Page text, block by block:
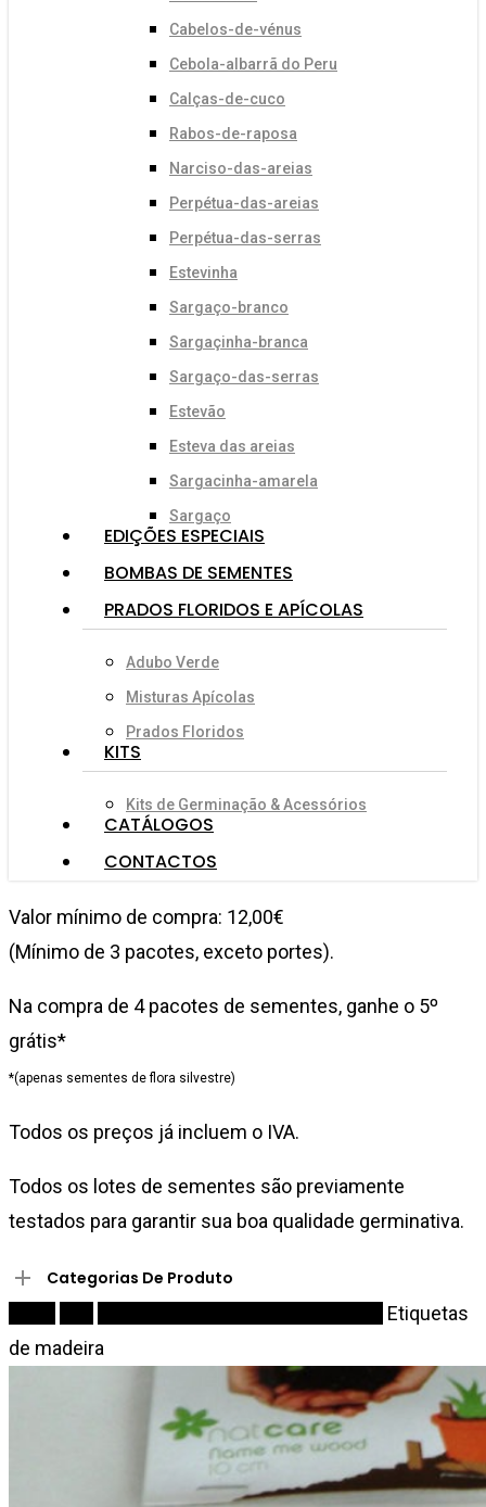
Cabelos-de-vénus
Cebola-albarrã do Peru
Calças-de-cuco
Rabos-de-raposa
Narciso-das-areias
Perpétua-das-areias
Perpétua-das-serras
Estevinha
Sargaço-branco
Sargaçinha-branca
Sargaço-das-serras
Estevão
Esteva das areias
Sargacinha-amarela
Sargaço
EDIÇÕES ESPECIAIS
BOMBAS DE SEMENTES
PRADOS FLORIDOS E APÍCOLAS
Adubo Verde
Misturas Apícolas
Prados Floridos
KITS
Kits de Germinação & Acessórios
CATÁLOGOS
CONTACTOS
Valor mínimo de compra: 12,00€
(Mínimo de 3 pacotes, exceto portes).
Na compra de 4 pacotes de sementes, ganhe o 5º
grátis*
*(apenas sementes de flora silvestre)
Todos os preços já incluem o IVA.
Todos os lotes de sementes são previamente
testados para garantir sua boa qualidade germinativa.
Categorias De Produto
Etiquetas
de madeira